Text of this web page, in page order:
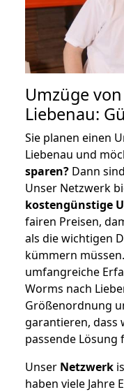
Umzüge
Liebenau:
Sie planen einen
Liebenau und
sparen? Dann
Unser Netzwerk
kostengünstige
fairen Preisen,
als die wichtigen
kümmern
umfangreiche
Worms nach
Größenordnung
garantieren, dass
passende Lösung
Unser Netzwerk
haben viele Jahre